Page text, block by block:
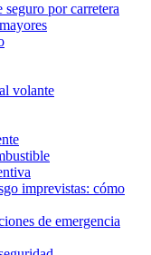
por carretera
volante
imprevistas: cómo
de emergencia